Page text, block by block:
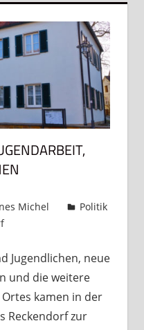
Michel
Politik
Jugendlichen, neue
und die weitere
kamen in der
Reckendorf zur